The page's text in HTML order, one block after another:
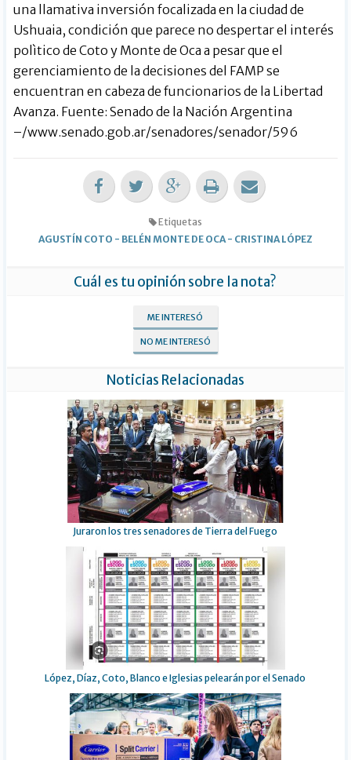
una llamativa inversión focalizada en la ciudad de
Ushuaia, condición que parece no despertar el interés
polìtico de Coto y Monte de Oca a pesar que el
gerenciamiento de la decisiones del FAMP se
encuentran en cabeza de funcionarios de la Libertad
Avanza. Fuente: Senado de la Nación Argentina
–/www.senado.gob.ar/senadores/senador/596
Etiquetas
AGUSTÍN COTO - BELÉN MONTE DE OCA- CRISTINA LÓPEZ
Cuál es tu opinión sobre la nota?
ME INTERESÓ
NO ME INTERESÓ
Noticias Relacionadas
Juraron los tres senadores de Tierra del Fuego
López, Díaz, Coto, Blanco e Iglesias pelearán por el Senado